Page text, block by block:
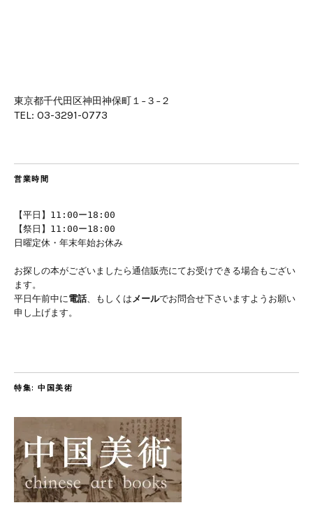
東京都千代田区神田神保町１−３−２
TEL: 03-3291-0773
営業時間
【平日】11:00ー18:00
【祭日】11:00ー18:00
日曜定休・年末年始お休み
お探しの本がございましたら通信販売にてお受けできる場合もござい
ます。
平日午前中に電話、もしくはメールでお問合せ下さいますようお願い
申し上げます。
特集: 中国美術